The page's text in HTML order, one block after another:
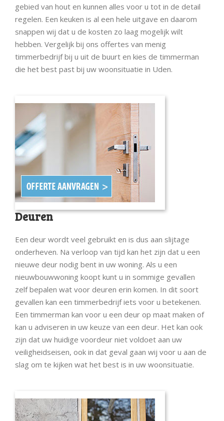
gebied van hout en kunnen alles voor u tot in de detail
regelen. Een keuken is al een hele uitgave en daarom
snappen wij dat u de kosten zo laag mogelijk wilt
hebben. Vergelijk bij ons offertes van menig
timmerbedrijf bij u uit de buurt en kies de timmerman
die het best past bij uw woonsituatie in Uden.
Deuren
Een deur wordt veel gebruikt en is dus aan slijtage
onderheven. Na verloop van tijd kan het zijn dat u een
nieuwe deur nodig bent in uw woning. Als u een
nieuwbouwwoning koopt kunt u in sommige gevallen
zelf bepalen wat voor deuren erin komen. In dit soort
gevallen kan een timmerbedrijf iets voor u betekenen.
Een timmerman kan voor u een deur op maat maken of
kan u adviseren in uw keuze van een deur. Het kan ook
zijn dat uw huidige voordeur niet voldoet aan uw
veiligheidseisen, ook in dat geval gaan wij voor u aan de
slag om te kijken wat het best is in uw woonsituatie.